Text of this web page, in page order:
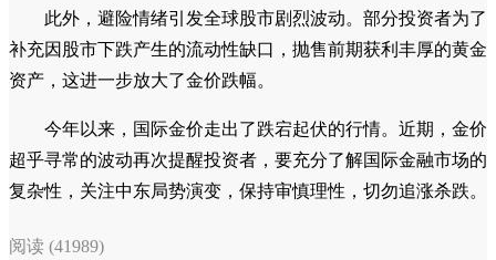
此外，避险情绪引发全球股市剧烈波动。部分投资者为了
补充因股市下跌产生的流动性缺口，抛售前期获利丰厚的黄金
资产，这进一步放大了金价跌幅。
今年以来，国际金价走出了跌宕起伏的行情。近期，金价
超乎寻常的波动再次提醒投资者，要充分了解国际金融市场的
复杂性，关注中东局势演变，保持审慎理性，切勿追涨杀跌。
阅读 (41989)